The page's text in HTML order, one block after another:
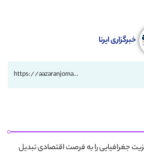
خبرگزاری ایرنا
https://aazaranjoman.ir/?p=87359
جغرافیایی را به فرصت اقتصادی تبدیل